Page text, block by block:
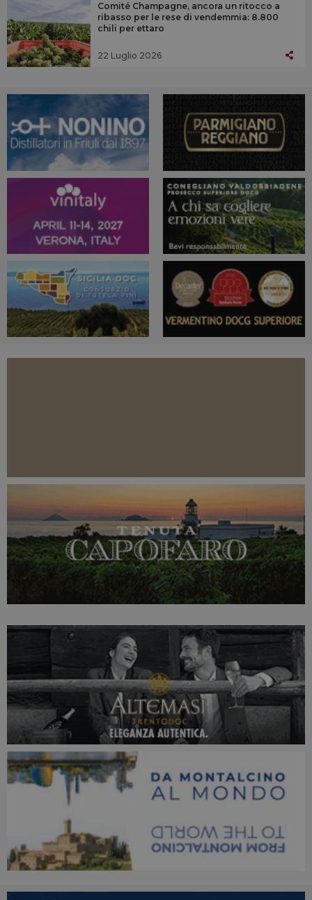
Comité Champagne, ancora un ritocco a
ribasso per le rese di vendemmia: 8.800
chili per ettaro
22 Luglio 2026